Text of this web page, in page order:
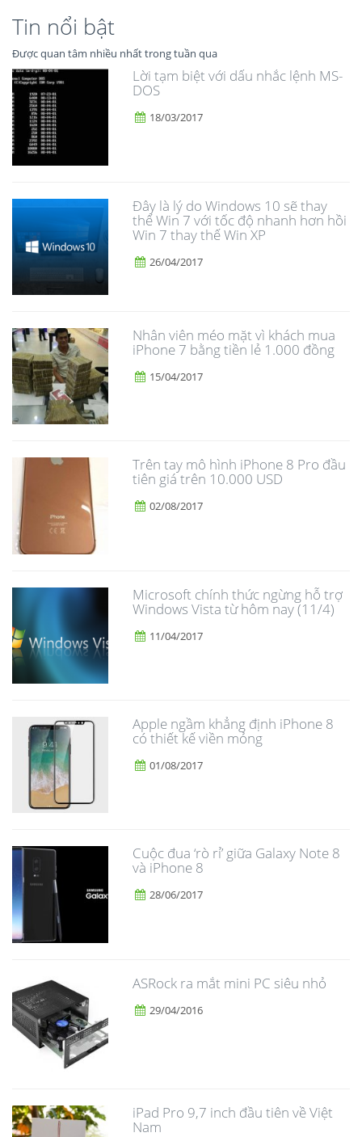
Tin nổi bật
Được quan tâm nhiều nhất trong tuần qua
Lời tạm biệt với dấu nhắc lệnh MS-
DOS
18/03/2017
Đây là lý do Windows 10 sẽ thay
thế Win 7 với tốc độ nhanh hơn hồi
Win 7 thay thế Win XP
26/04/2017
Nhân viên méo mặt vì khách mua
iPhone 7 bằng tiền lẻ 1.000 đồng
15/04/2017
Trên tay mô hình iPhone 8 Pro đầu
tiên giá trên 10.000 USD
02/08/2017
Microsoft chính thức ngừng hỗ trợ
Windows Vista từ hôm nay (11/4)
11/04/2017
Apple ngầm khẳng định iPhone 8
có thiết kế viền mỏng
01/08/2017
​Cuộc đua ‘rò rỉ’ giữa Galaxy Note 8
và iPhone 8
28/06/2017
ASRock ra mắt mini PC siêu nhỏ
29/04/2016
iPad Pro 9,7 inch đầu tiên về Việt
Nam